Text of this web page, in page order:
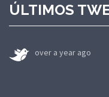
ÚLTIMOS
over a year ago